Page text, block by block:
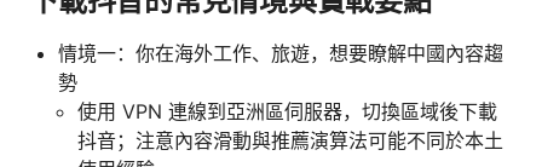
情境一：你在海外工作、旅遊，想要瞭解中國內容趨
勢
使用 VPN 連線到亞洲區伺服器，切換區域後下載
抖音；注意內容滑動與推薦演算法可能不同於本土